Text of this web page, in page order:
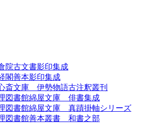
院古文書影印集成
閣善本影印集成
斎文庫 伊勢物語古注釈叢刊
図書館綿屋文庫 俳書集成
図書館綿屋文庫 真蹟掛軸シリーズ
図書館善本叢書 和書之部